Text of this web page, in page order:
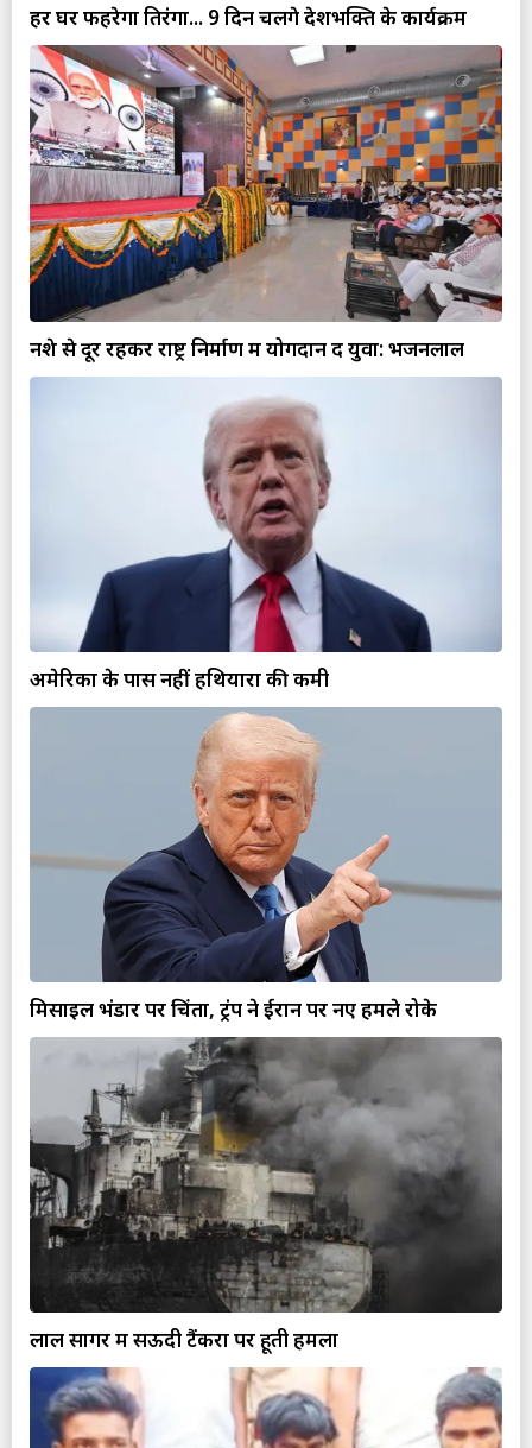
हर घर फहरेगा तिरंगा... 9 दिन चलेंगे देशभक्ति के कार्यक्रम
नशे से दूर रहकर राष्ट्र निर्माण में योगदान दें युवा: भजनलाल
अमेरिका के पास नहीं हथियारों की कमी
मिसाइल भंडार पर चिंता, ट्रंप ने ईरान पर नए हमले रोके
लाल सागर में सऊदी टैंकरों पर हूती हमला